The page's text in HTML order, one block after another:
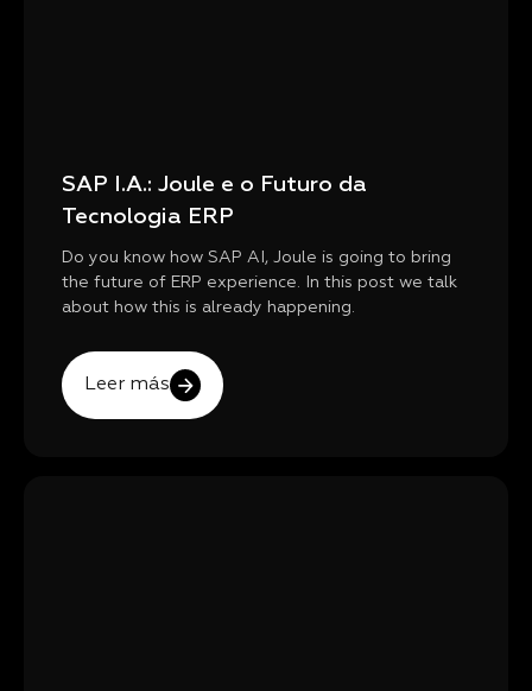
SAP I.A.: Joule e o Futuro da
Tecnologia ERP
Do you know how SAP AI, Joule is going to bring
the future of ERP experience. In this post we talk
about how this is already happening.
Leer más